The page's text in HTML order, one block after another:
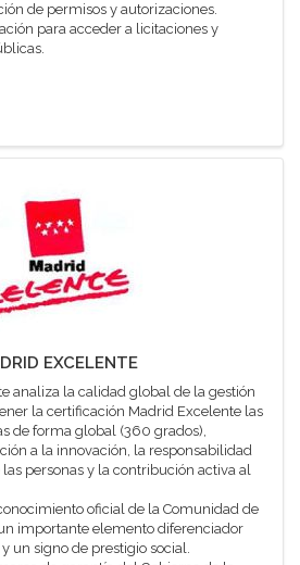
de permisos y autorizaciones.
para acceder a licitaciones y
EXCELENTE
analiza la calidad global de la gestión
la certificación Madrid Excelente las
de forma global (360 grados),
a la innovación, la responsabilidad
personas y la contribución activa al
oficial de la Comunidad de
importante elemento diferenciador
un signo de prestigio social.